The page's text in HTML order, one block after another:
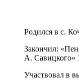
Родился в с.
Закончил:
А. Савицкого»
Участвовал в